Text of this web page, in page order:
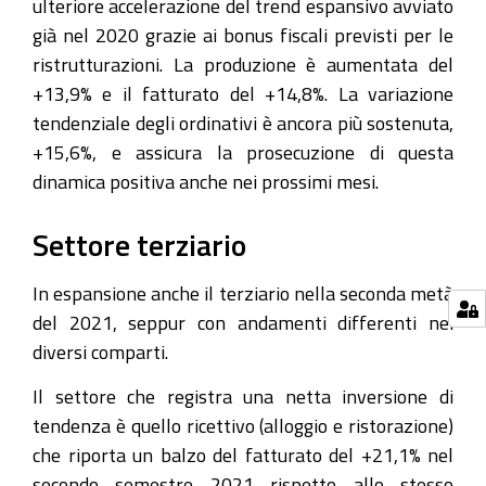
ulteriore accelerazione del trend espansivo avviato
già nel 2020 grazie ai bonus fiscali previsti per le
ristrutturazioni. La produzione è aumentata del
+13,9% e il fatturato del +14,8%. La variazione
tendenziale degli ordinativi è ancora più sostenuta,
+15,6%, e assicura la prosecuzione di questa
dinamica positiva anche nei prossimi mesi.
Settore terziario
In espansione anche il terziario nella seconda metà
del 2021, seppur con andamenti differenti nei
diversi comparti.
Il settore che registra una netta inversione di
tendenza è quello ricettivo (alloggio e ristorazione)
che riporta un balzo del fatturato del +21,1% nel